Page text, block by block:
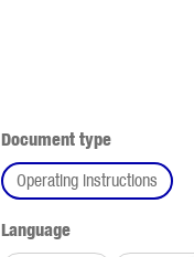
Select
Document type
Operating instructions
Select
Language